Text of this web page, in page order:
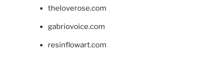
theloverose.com
gabriovoice.com
resinflowart.com